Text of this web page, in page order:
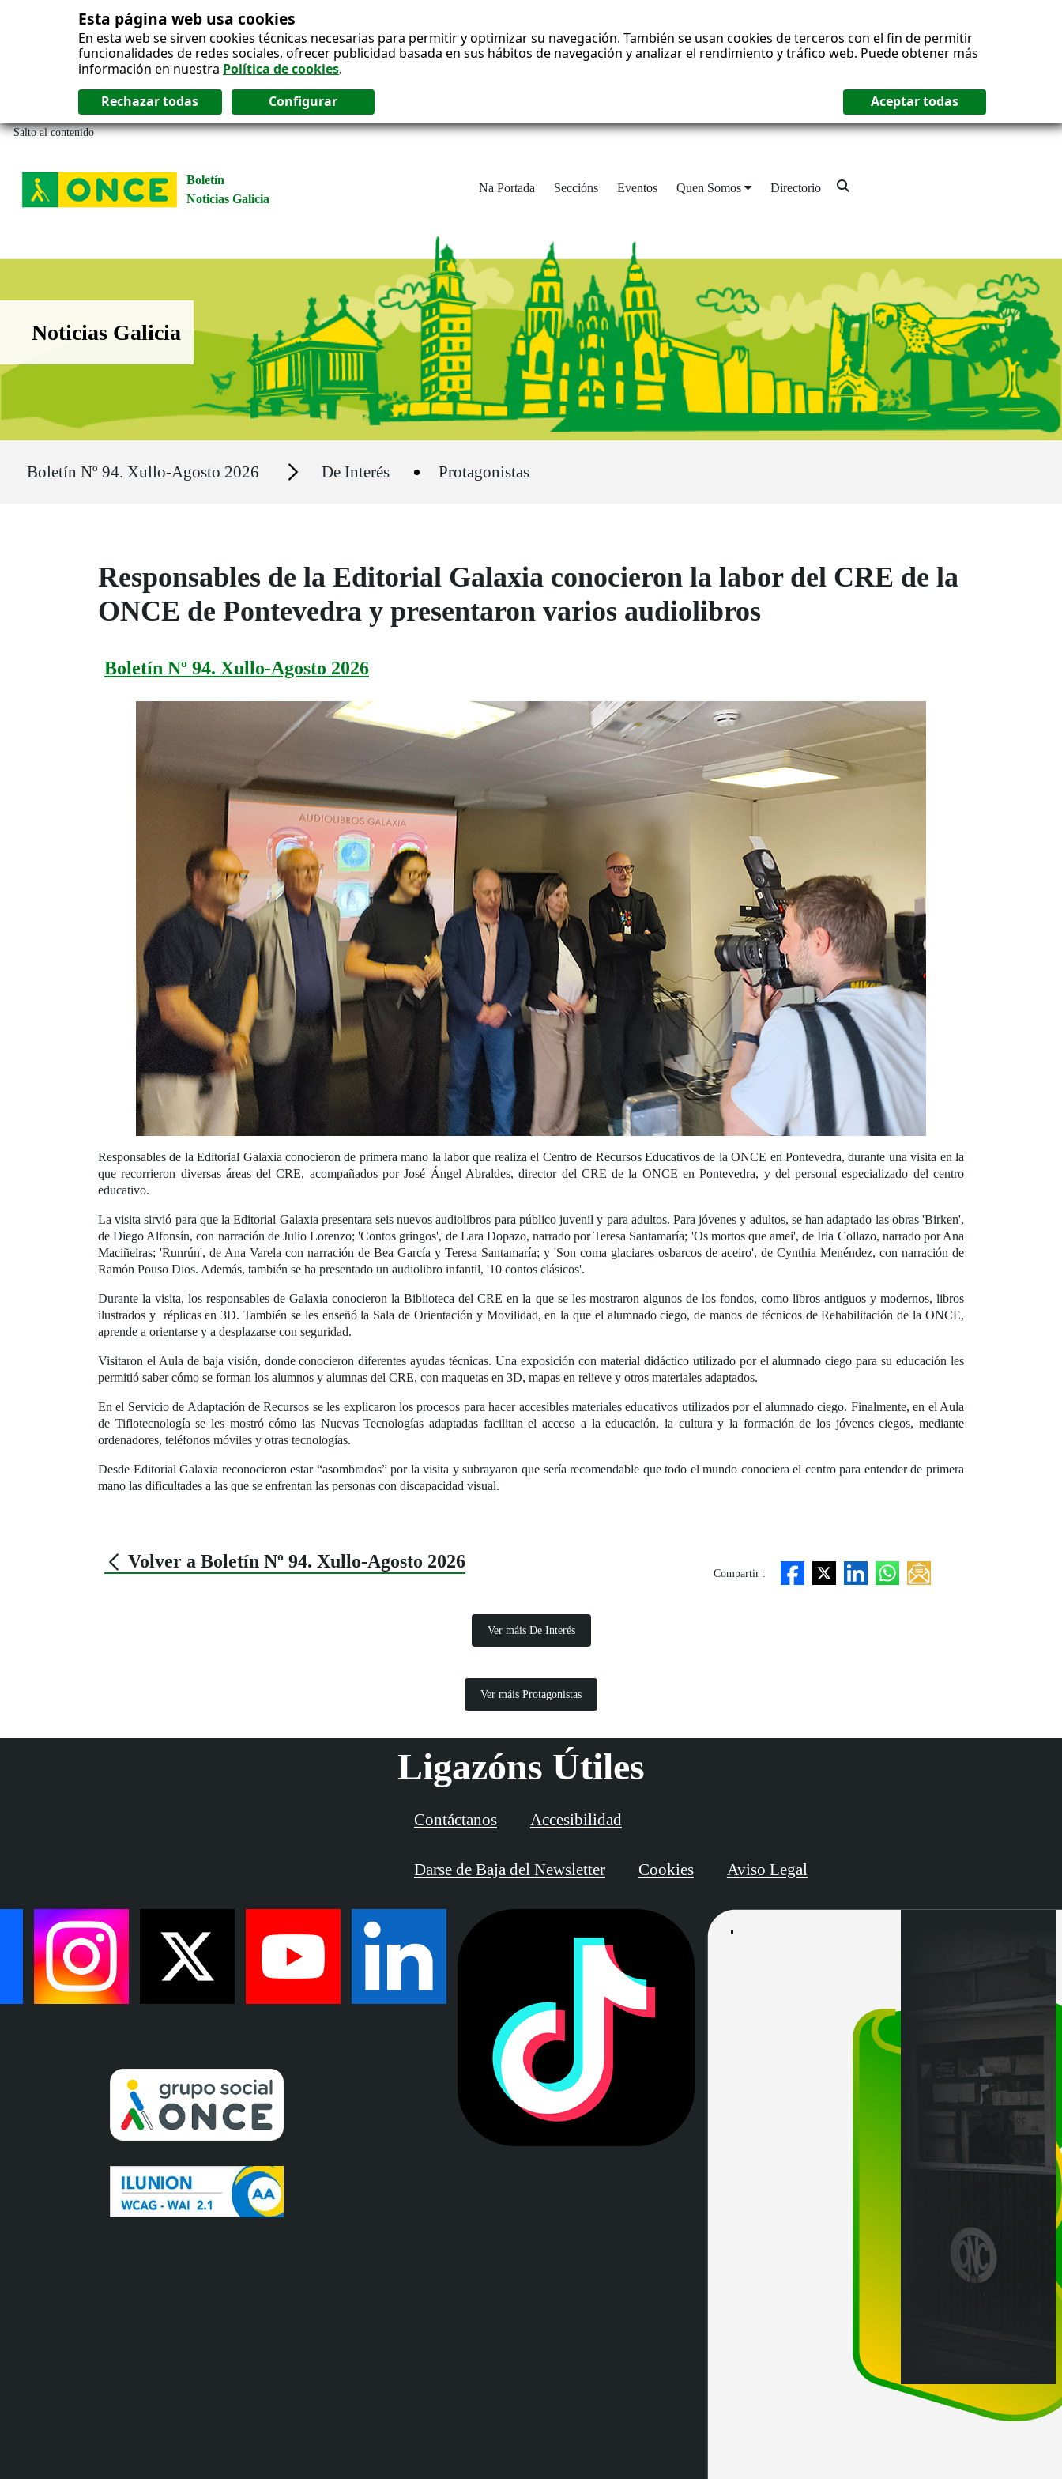
Esta página web usa cookies
En esta web se sirven cookies técnicas necesarias para permitir y optimizar su navegación. También se usan cookies de terceros con el fin de permitir
funcionalidades de redes sociales, ofrecer publicidad basada en sus hábitos de navegación y analizar el rendimiento y tráfico web. Puede obtener más
información en nuestra Política de cookies.
Salto al contenido
Boletín
Noticias Galicia
Na Portada Seccións Eventos Quen Somos Directorio
Boletín Noticias Galicia
Noticias Galicia
Boletín Nº 94. Xullo-Agosto 2026 Secciones De Interés Protagonistas
Responsables de la Editorial Galaxia conocieron la labor del CRE de la
ONCE de Pontevedra y presentaron varios audiolibros
Boletín Nº 94. Xullo-Agosto 2026
Responsables de la Editorial Galaxia conocieron de primera mano la labor que realiza el Centro de Recursos Educativos de la ONCE en Pontevedra, durante una visita en la
que recorrieron diversas áreas del CRE, acompañados por José Ángel Abraldes, director del CRE de la ONCE en Pontevedra, y del personal especializado del centro
educativo.
La visita sirvió para que la Editorial Galaxia presentara seis nuevos audiolibros para público juvenil y para adultos. Para jóvenes y adultos, se han adaptado las obras 'Birken',
de Diego Alfonsín, con narración de Julio Lorenzo; 'Contos gringos', de Lara Dopazo, narrado por Teresa Santamaría; 'Os mortos que amei', de Iria Collazo, narrado por Ana
Maciñeiras; 'Runrún', de Ana Varela con narración de Bea García y Teresa Santamaría; y 'Son coma glaciares osbarcos de aceiro', de Cynthia Menéndez, con narración de
Ramón Pouso Dios. Además, también se ha presentado un audiolibro infantil, '10 contos clásicos'.
Durante la visita, los responsables de Galaxia conocieron la Biblioteca del CRE en la que se les mostraron algunos de los fondos, como libros antiguos y modernos, libros
ilustrados y réplicas en 3D. También se les enseñó la Sala de Orientación y Movilidad, en la que el alumnado ciego, de manos de técnicos de Rehabilitación de la ONCE,
aprende a orientarse y a desplazarse con seguridad.
Visitaron el Aula de baja visión, donde conocieron diferentes ayudas técnicas. Una exposición con material didáctico utilizado por el alumnado ciego para su educación les
permitió saber cómo se forman los alumnos y alumnas del CRE, con maquetas en 3D, mapas en relieve y otros materiales adaptados.
En el Servicio de Adaptación de Recursos se les explicaron los procesos para hacer accesibles materiales educativos utilizados por el alumnado ciego. Finalmente, en el Aula
de Tiflotecnología se les mostró cómo las Nuevas Tecnologías adaptadas facilitan el acceso a la educación, la cultura y la formación de los jóvenes ciegos, mediante
ordenadores, teléfonos móviles y otras tecnologías.
Desde Editorial Galaxia reconocieron estar “asombrados” por la visita y subrayaron que sería recomendable que todo el mundo conociera el centro para entender de primera
mano las dificultades a las que se enfrentan las personas con discapacidad visual.
Volver a Boletín Nº 94. Xullo-Agosto 2026
Compartir :
Ver máis De Interés
Ver máis Protagonistas
Ligazóns Útiles
Contáctanos Accesibilidad
Darse de Baja del Newsletter Cookies Aviso Legal